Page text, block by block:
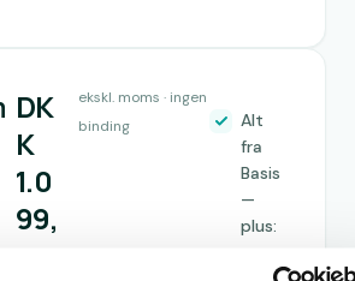
DK
K
1.0
99,
ekskl. moms · ingen
binding
Alt
fra
Basis
—
plus:
Adgang